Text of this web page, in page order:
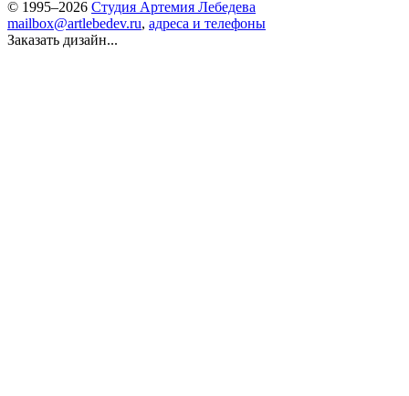
© 1995–2026 Студия Артемия Лебедева
mailbox@artlebedev.ru, адреса и телефоны
Заказать дизайн...